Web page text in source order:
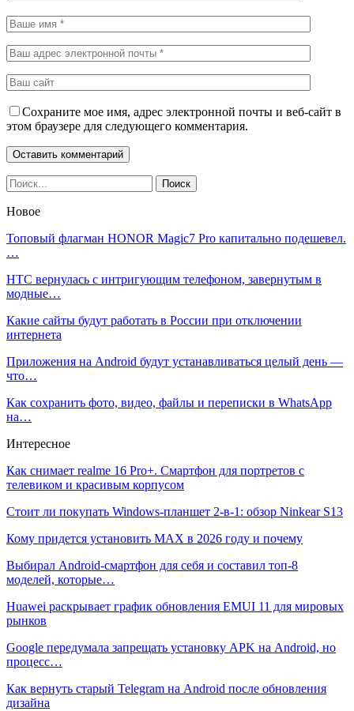
Сохраните мое имя, адрес электронной почты и веб-сайт в
этом браузере для следующего комментария.
Новое
Топовый флагман HONOR Magic7 Pro капитально подешевел.
…
HTC вернулась с интригующим телефоном, завернутым в
модные…
Какие сайты будут работать в России при отключении
интернета
Приложения на Android будут устанавливаться целый день —
что…
Как сохранить фото, видео, файлы и переписки в WhatsApp
на…
Интересное
Как снимает realme 16 Pro+. Смартфон для портретов с
телевиком и красивым корпусом
Стоит ли покупать Windows-планшет 2-в-1: обзор Ninkear S13
Кому придется установить MAX в 2026 году и почему
Выбирал Android-смартфон для себя и составил топ-8
моделей, которые…
Huawei раскрывает график обновления EMUI 11 для мировых
рынков
Google передумала запрещать установку APK на Android, но
процесс…
Как вернуть старый Telegram на Android после обновления
дизайна